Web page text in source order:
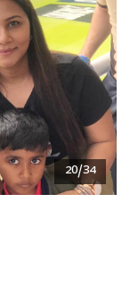
20/34